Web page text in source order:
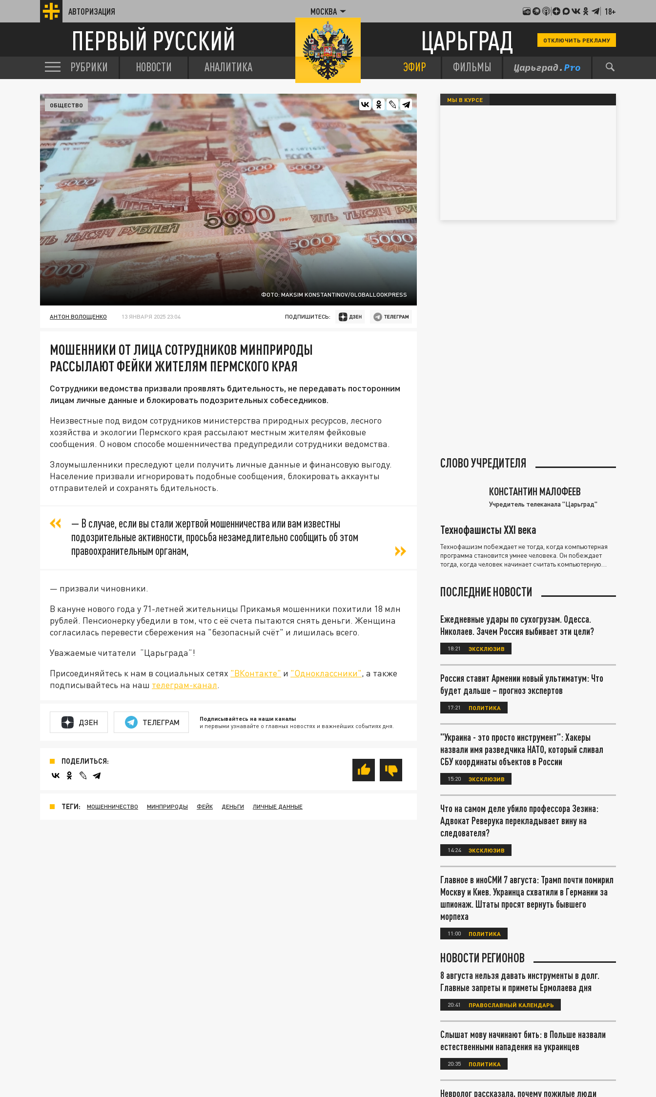
АВТОРИЗАЦИЯ МОСКВА 18+
ПЕРВЫЙ РУССКИЙ ЦАРЬГРАД ОТКЛЮЧИТЬ РЕКЛАМУ
РУБРИКИ НОВОСТИ АНАЛИТИКА ЭФИР ФИЛЬМЫ
ФОТО: MAKSIM KONSTANTINOV/GLOBALLOOKPRESS
ОБЩЕСТВО
АНТОН ВОЛОЩЕНКО 13 ЯНВАРЯ 2025 23:04 ПОДПИШИТЕСЬ:
МОШЕННИКИ ОТ ЛИЦА СОТРУДНИКОВ МИНПРИРОДЫ
РАССЫЛАЮТ ФЕЙКИ ЖИТЕЛЯМ ПЕРМСКОГО КРАЯ
Сотрудники ведомства призвали проявлять бдительность, не передавать посторонним
лицам личные данные и блокировать подозрительных собеседников.
Неизвестные под видом сотрудников министерства природных ресурсов, лесного
хозяйства и экологии Пермского края рассылают местным жителям фейковые
сообщения. О новом способе мошенничества предупредили сотрудники ведомства.
Злоумышленники преследуют цели получить личные данные и финансовую выгоду.
Население призвали игнорировать подобные сообщения, блокировать аккаунты
отправителей и сохранять бдительность.
— В случае, если вы стали жертвой мошенничества или вам известны
подозрительные активности, просьба незамедлительно сообщить об этом
правоохранительным органам,
— призвали чиновники.
В кануне нового года у 71-летней жительницы Прикамья мошенники похитили 18 млн
рублей. Пенсионерку убедили в том, что с её счета пытаются снять деньги. Женщина
согласилась перевести сбережения на "безопасный счёт" и лишилась всего.
Уважаемые читатели “Царьграда”!
Присоединяйтесь к нам в социальных сетях "ВКонтакте" и "Одноклассники", а также
подписывайтесь на наш телеграм-канал.
ДЗЕН ТЕЛЕГРАМ Подписывайтесь на наши каналы
и первыми узнавайте о главных новостях и важнейших событиях дня.
ПОДЕЛИТЬСЯ:
ТЕГИ: МОШЕННИЧЕСТВО МИНПРИРОДЫ ФЕЙК ДЕНЬГИ ЛИЧНЫЕ ДАННЫЕ
МЫ В КУРСЕ
СЛОВО УЧРЕДИТЕЛЯ
КОНСТАНТИН МАЛОФЕЕВ
Учредитель телеканала "Царьград"
Технофашисты XXI века
Технофашизм побеждает не тогда, когда компьютерная
программа становится умнее человека. Он побеждает
тогда, когда человек начинает считать компьютерную
ПОСЛЕДНИЕ НОВОСТИ
Ежедневные удары по сухогрузам. Одесса.
Николаев. Зачем Россия выбивает эти цели?
18:21 ЭКСКЛЮЗИВ
Россия ставит Армении новый ультиматум: Что
будет дальше – прогноз экспертов
17:21 ПОЛИТИКА
"Украина - это просто инструмент": Хакеры
назвали имя разведчика НАТО, который сливал
СБУ координаты объектов в России
15:20 ЭКСКЛЮЗИВ
Что на самом деле убило профессора Зезина:
Адвокат Реверука перекладывает вину на
следователя?
14:24 ЭКСКЛЮЗИВ
Главное в иноСМИ 7 августа: Трамп почти помирил
Москву и Киев. Украинца схватили в Германии за
шпионаж. Штаты просят вернуть бывшего
морпеха
11:00 ПОЛИТИКА
НОВОСТИ РЕГИОНОВ
8 августа нельзя давать инструменты в долг.
Главные запреты и приметы Ермолаева дня
20:41 ПРАВОСЛАВНЫЙ КАЛЕНДАРЬ
Слышат мову начинают бить: в Польше назвали
естественными нападения на украинцев
20:35 ПОЛИТИКА
Невролог рассказала, почему пожилые люди